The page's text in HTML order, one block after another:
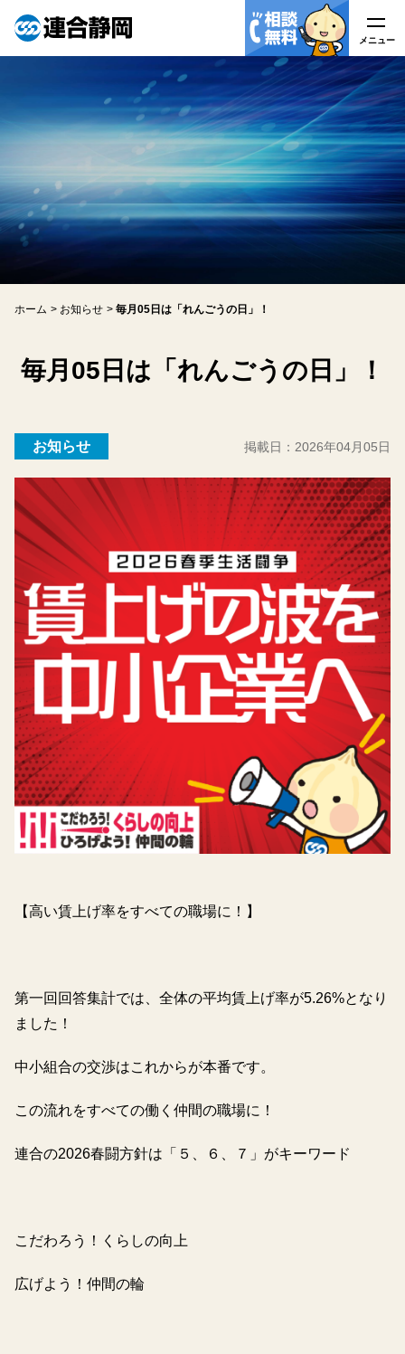
メニュー
連合静岡について
はたらく皆様へ
労働組合の皆様へ
アクセス
関連リンク
ホーム お知らせ 毎月05日は「れんごうの日」！
毎月05日は「れんごうの日」！
お知らせ 掲載日： 2026年04月05日
【高い賃上げ率をすべての職場に！】
第一回回答集計では、全体の平均賃上げ率が5.26%となり
ました！
中小組合の交渉はこれからが本番です。
この流れをすべての働く仲間の職場に！
連合の2026春闘方針は「５、６、７」がキーワード
こだわろう！くらしの向上
広げよう！仲間の輪